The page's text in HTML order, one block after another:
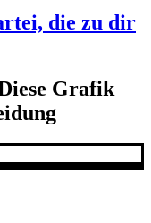
die zu dir
Grafik